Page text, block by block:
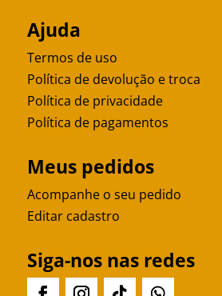
Ajuda
Termos de uso
Política de devolução e troca
Política de privacidade
Política de pagamentos
Meus pedidos
Acompanhe o seu pedido
Editar cadastro
Siga-nos nas redes